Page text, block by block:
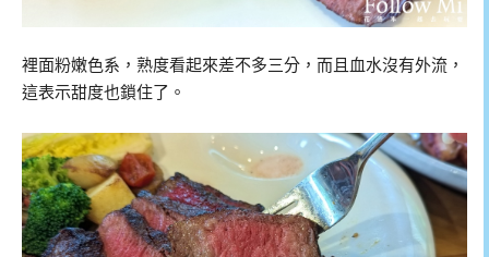
裡面粉嫩色系，熟度看起來差不多三分，而且血水沒有外流，
這表示甜度也鎖住了。